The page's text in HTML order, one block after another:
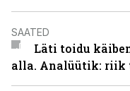
SAATED
Läti toidu
alla. Analüütik: riik